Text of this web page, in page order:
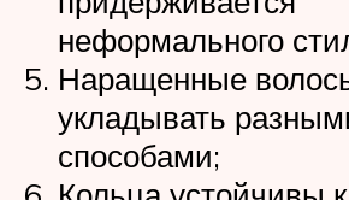
неформального
Наращенные
укладывать
способами;